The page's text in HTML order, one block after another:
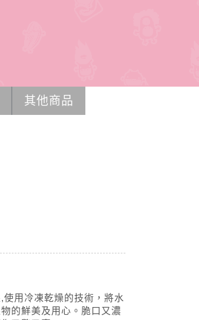
其他商品
用冷凍乾燥的技術，將水
的鮮美及用心。脆口又濃